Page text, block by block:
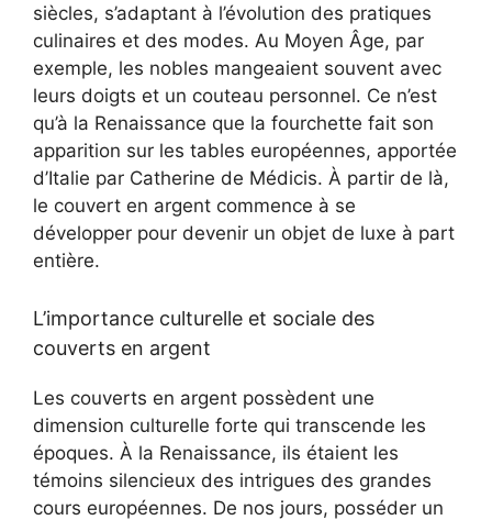
siècles, s’adaptant à l’évolution des pratiques
culinaires et des modes. Au Moyen Âge, par
exemple, les nobles mangeaient souvent avec
leurs doigts et un couteau personnel. Ce n’est
qu’à la Renaissance que la fourchette fait son
apparition sur les tables européennes, apportée
d’Italie par Catherine de Médicis. À partir de là,
le couvert en argent commence à se
développer pour devenir un objet de luxe à part
entière.
L’importance culturelle et sociale des
couverts en argent
Les couverts en argent possèdent une
dimension culturelle forte qui transcende les
époques. À la Renaissance, ils étaient les
témoins silencieux des intrigues des grandes
cours européennes. De nos jours, posséder un